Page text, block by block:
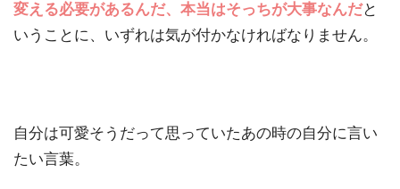
変える必要があるんだ、本当はそっちが大事なんだと
いうことに、いずれは気が付かなければなりません。
自分は可愛そうだって思っていたあの時の自分に言い
たい言葉。